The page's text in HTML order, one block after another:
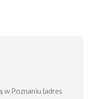
w Poznaniu (adres